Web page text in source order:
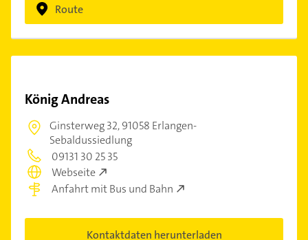
Route
König Andreas
Ginsterweg 32,91058 Erlangen-
Sebaldussiedlung
09131 30 25 35
Webseite
Anfahrt mit Bus und Bahn
Kontaktdaten herunterladen